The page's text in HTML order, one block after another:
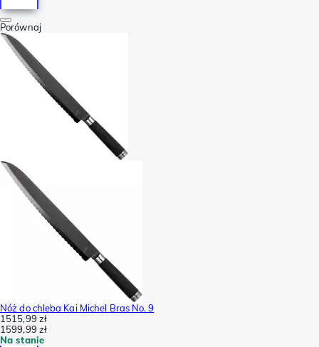
Porównaj
Nóż do chleba Kai Michel Bras No. 9
1515,99 zł
1599,99 zł
Na stanie